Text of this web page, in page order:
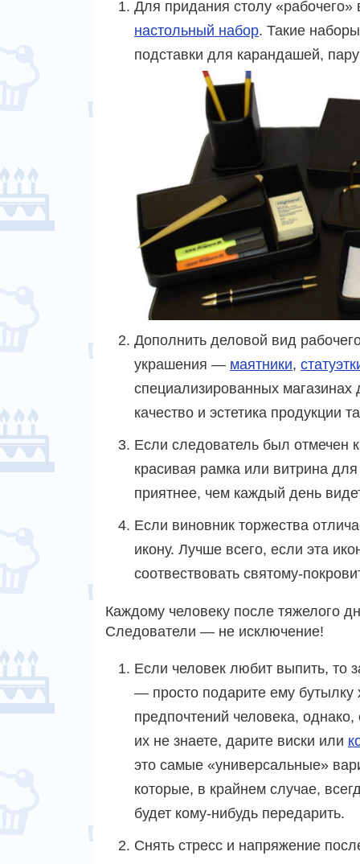
Для придания столу
настольный набор. Такие
подставки для карандашей,
Дополнить деловой вид
украшения — маятники,
специализированных
качество и эстетика продукции
Если следователь был отмечен
красивая рамка или витрина
приятнее, чем каждый день
Если виновник торжества
икону. Лучше всего, если эта
соотвествовать святому-
Каждому человеку после тяжелого
Следователи — не исключение!
Если человек любит выпить, то
— просто подарите ему
предпочтений человека,
их не знаете, дарите виски или
это самые «универсальные»
которые, в крайнем случае,
будет кому-нибудь передарить.
Снять стресс и напряжение